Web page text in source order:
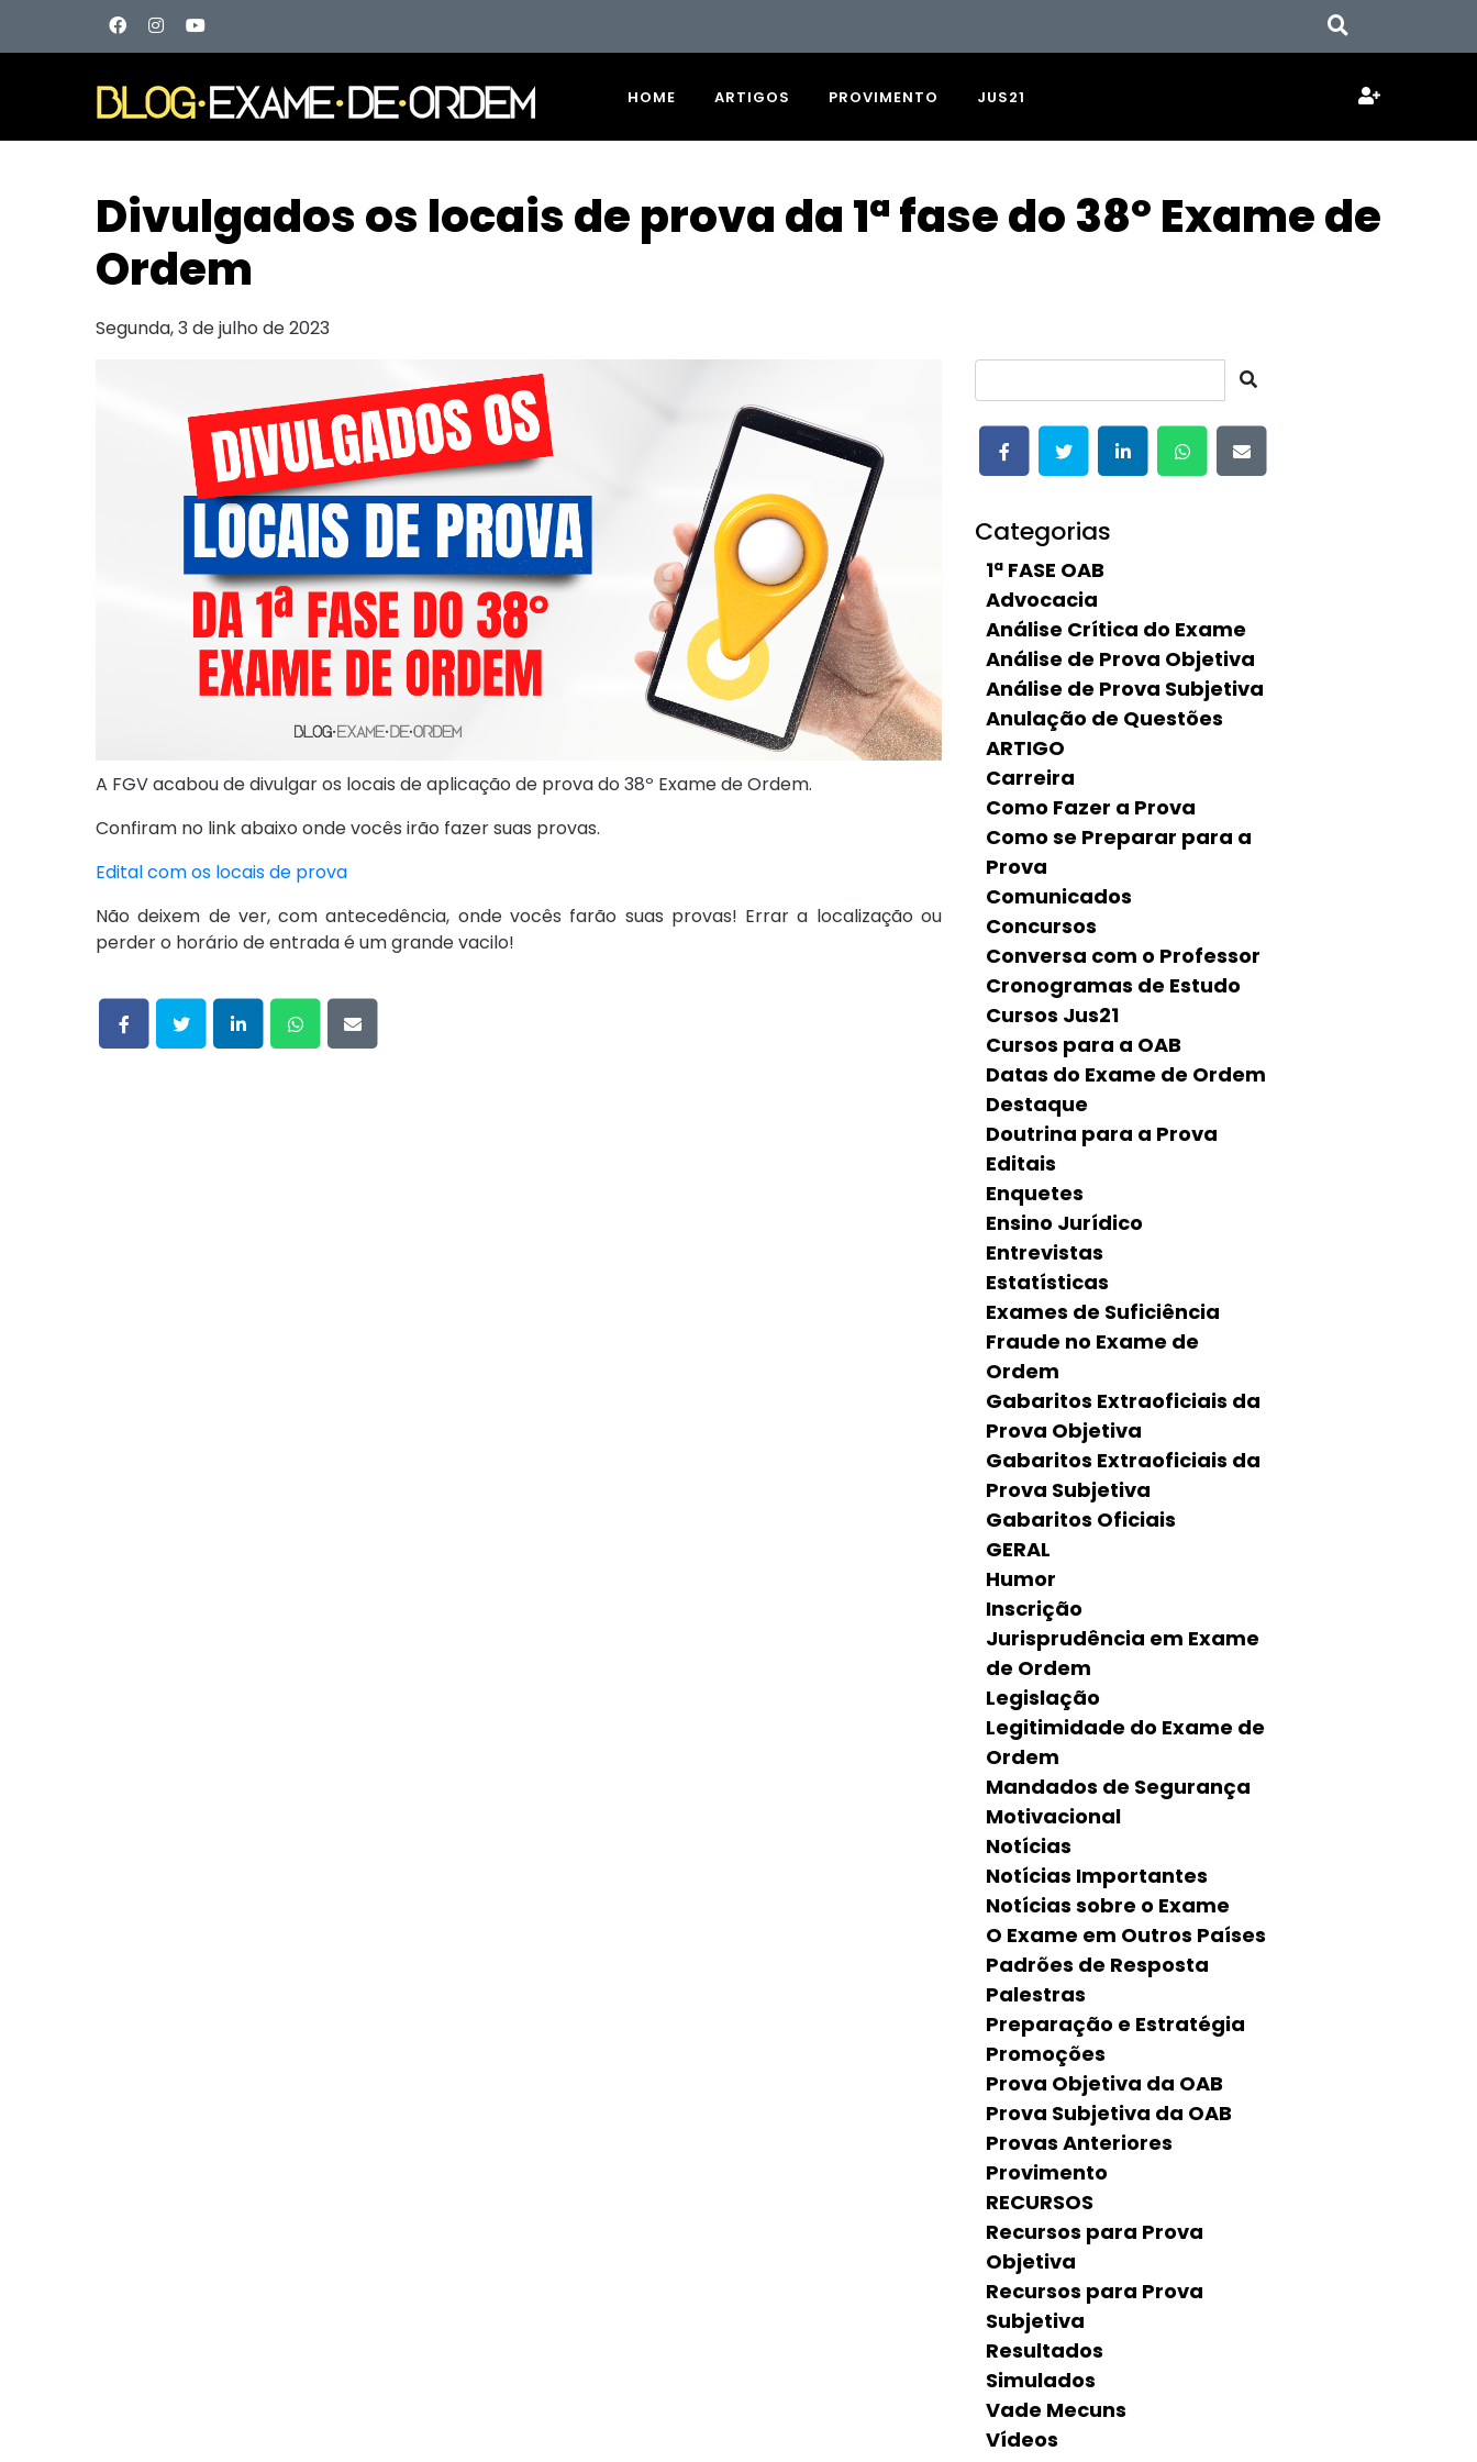
HOME ARTIGOS PROVIMENTO JUS21
Divulgados os locais de prova da 1ª fase do 38º Exame de
Ordem
Segunda, 3 de julho de 2023
A FGV acabou de divulgar os locais de aplicação de prova do 38º Exame de Ordem.
Confiram no link abaixo onde vocês irão fazer suas provas.
Edital com os locais de prova
Não deixem de ver, com antecedência, onde vocês farão suas provas! Errar a localização ou
perder o horário de entrada é um grande vacilo!
Categorias
1ª FASE OAB
Advocacia
Análise Crítica do Exame
Análise de Prova Objetiva
Análise de Prova Subjetiva
Anulação de Questões
ARTIGO
Carreira
Como Fazer a Prova
Como se Preparar para a
Prova
Comunicados
Concursos
Conversa com o Professor
Cronogramas de Estudo
Cursos Jus21
Cursos para a OAB
Datas do Exame de Ordem
Destaque
Doutrina para a Prova
Editais
Enquetes
Ensino Jurídico
Entrevistas
Estatísticas
Exames de Suficiência
Fraude no Exame de
Ordem
Gabaritos Extraoficiais da
Prova Objetiva
Gabaritos Extraoficiais da
Prova Subjetiva
Gabaritos Oficiais
GERAL
Humor
Inscrição
Jurisprudência em Exame
de Ordem
Legislação
Legitimidade do Exame de
Ordem
Mandados de Segurança
Motivacional
Notícias
Notícias Importantes
Notícias sobre o Exame
O Exame em Outros Países
Padrões de Resposta
Palestras
Preparação e Estratégia
Promoções
Prova Objetiva da OAB
Prova Subjetiva da OAB
Provas Anteriores
Provimento
RECURSOS
Recursos para Prova
Objetiva
Recursos para Prova
Subjetiva
Resultados
Simulados
Vade Mecuns
Vídeos